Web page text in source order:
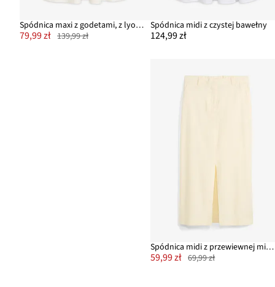
Spódnica maxi z godetami, z lyocellu
79,99 zł 139,99 zł
Spódnica midi z czystej bawełny
124,99 zł
Spódnica midi z przewiewnej mieszanki lnu
59,99 zł 69,99 zł